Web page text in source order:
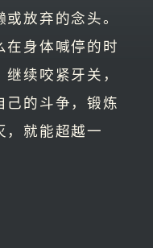
放弃的念头。
在身体喊停的时
续咬紧牙关，
己的斗争，锻炼
，就能超越一